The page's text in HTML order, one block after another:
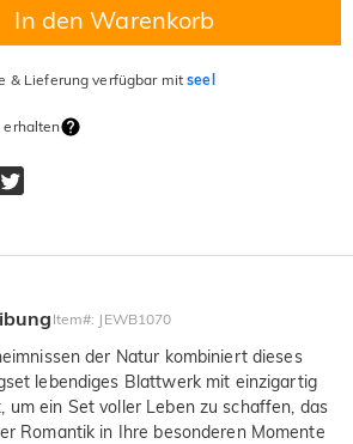
In den Warenkorb
& Lieferung verfügbar mitseel
Item#: JEWB1070
der Natur kombiniert dieses
lebendiges Blattwerk mit einzigartig
um ein Set voller Leben zu schaffen, das
Romantik in Ihre besonderen Momente